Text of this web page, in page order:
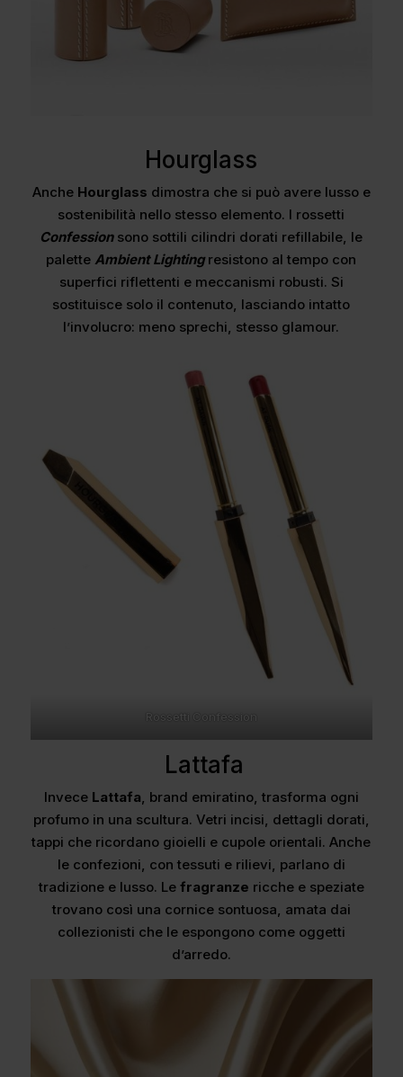
Hourglass
Anche Hourglass dimostra che si può avere lusso e
sostenibilità nello stesso elemento. I rossetti
Confessionsono sottili cilindri dorati refillabile, le
palette Ambient Lightingresistono al tempo con
superfici riflettenti e meccanismi robusti. Si
sostituisce solo il contenuto, lasciando intatto
l’involucro: meno sprechi, stesso glamour.
Rossetti Confession
Lattafa
Invece Lattafa, brand emiratino, trasforma ogni
profumo in una scultura. Vetri incisi, dettagli dorati,
tappi che ricordano gioielli e cupole orientali. Anche
le confezioni, con tessuti e rilievi, parlano di
tradizione e lusso. Le fragranze ricche e speziate
trovano così una cornice sontuosa, amata dai
collezionisti che le espongono come oggetti
d’arredo.